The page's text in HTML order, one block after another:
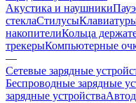
Акустика и наушники
стеклаСтилусы
накопителиКольца
трекерыКомпьютерные
—
Сетевые зарядные
Беспроводные зарядные
зарядные устройства